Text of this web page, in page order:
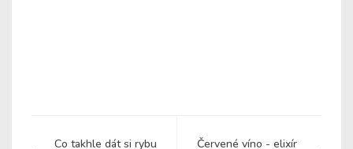
Co takhle dát si rybu
Červené víno - elixír